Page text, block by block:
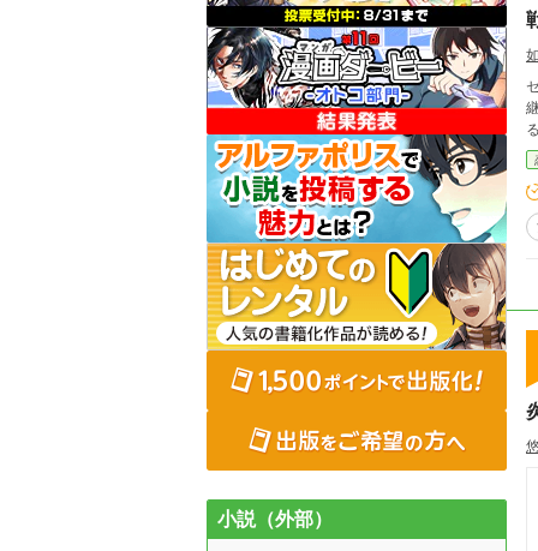
小説（外部）